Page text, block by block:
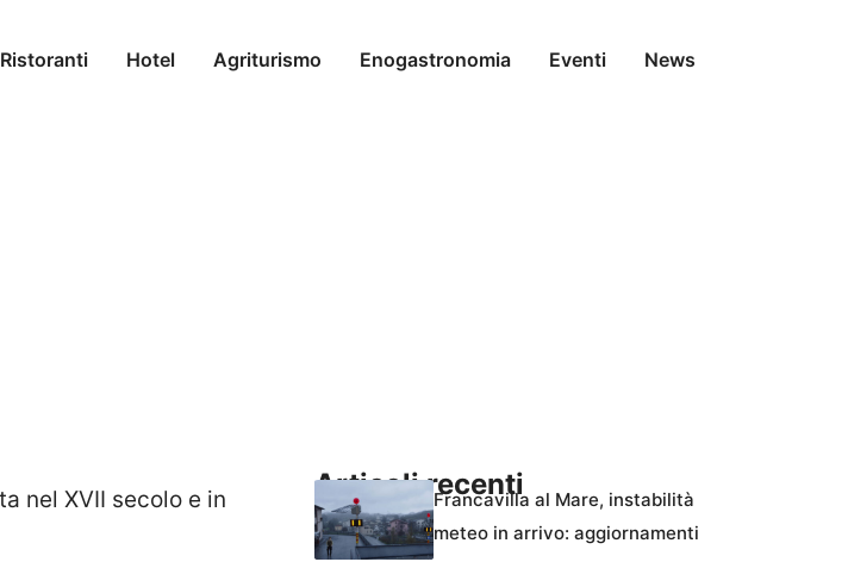
Ristoranti Hotel Agriturismo Enogastronomia Eventi News
nel XVII secolo e in
Articoli recentiFrancavilla al Mare, instabilità
meteo in arrivo: aggiornamenti